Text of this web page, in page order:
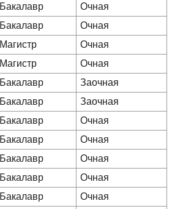
Бакалавр
Очная
Бакалавр
Очная
Магистр
Очная
Магистр
Очная
Бакалавр
Заочная
Бакалавр
Заочная
Бакалавр
Очная
Бакалавр
Очная
Бакалавр
Очная
Бакалавр
Очная
Бакалавр
Очная